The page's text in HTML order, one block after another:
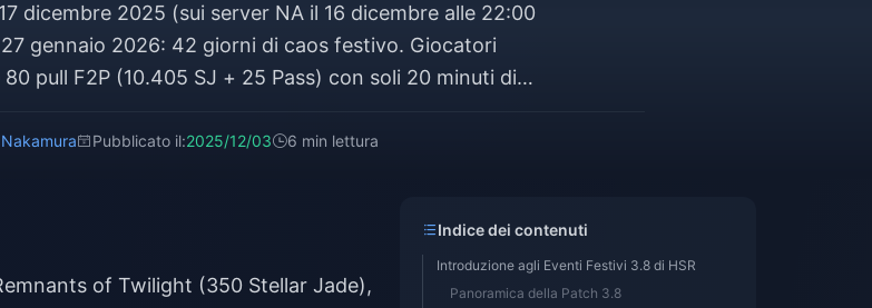
dicembre 2025 (sui server NA il 16 dicembre alle 22:00
gennaio 2026: 42 giorni di caos festivo. Giocatori
pull F2P (10.405 SJ + 25 Pass) con soli 20 minuti di
Snack Dash e Relic Recon. Manterrete la progressione
Pubblicato il:2025/12/03 6 min lettura
of Twilight (350 Stellar Jade),
Indice dei contenuti
Introduzione agli Eventi Festivi 3.8 di HSR
Panoramica della Patch 3.8